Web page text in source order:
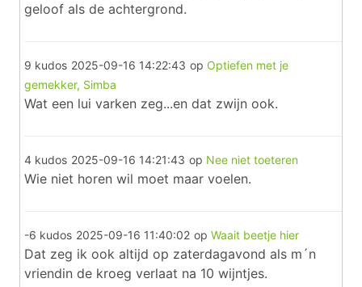
geloof als de achtergrond.
9 kudos 2025-09-16 14:22:43 op Optiefen met je
gemekker, Simba
Wat een lui varken zeg...en dat zwijn ook.
4 kudos 2025-09-16 14:21:43 op Nee niet toeteren
Wie niet horen wil moet maar voelen.
-6 kudos 2025-09-16 11:40:02 op Waait beetje hier
Dat zeg ik ook altijd op zaterdagavond als m´n
vriendin de kroeg verlaat na 10 wijntjes.